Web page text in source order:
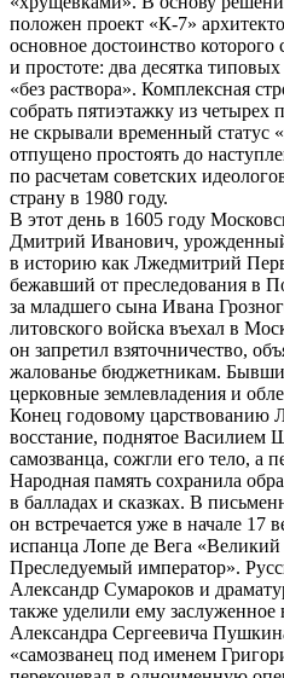
положен проект «К-7»
основное достоинство которого
и простоте: два десятка
«без раствора». Комплексная
собрать пятиэтажку из четырех
не скрывали временный статус
отпущено простоять до
по расчетам советских
страну в 1980 году.
В этот день в 1605 году
Дмитрий Иванович,
в историю как Лжедмитрий
бежавший от преследования в
за младшего сына Ивана
литовского войска въехал в
он запретил взяточничество,
жалованье бюджетникам.
церковные землевладения и
Конец годовому царствованию
восстание, поднятое Василием
самозванца, сожгли его тело, а
Народная память сохранила
в балладах и сказках. В
он встречается уже в начале 17
испанца Лопе де Вега
Преследуемый император».
Александр Сумароков и
также уделили ему
Александра Сергеевича
«самозванец под именем